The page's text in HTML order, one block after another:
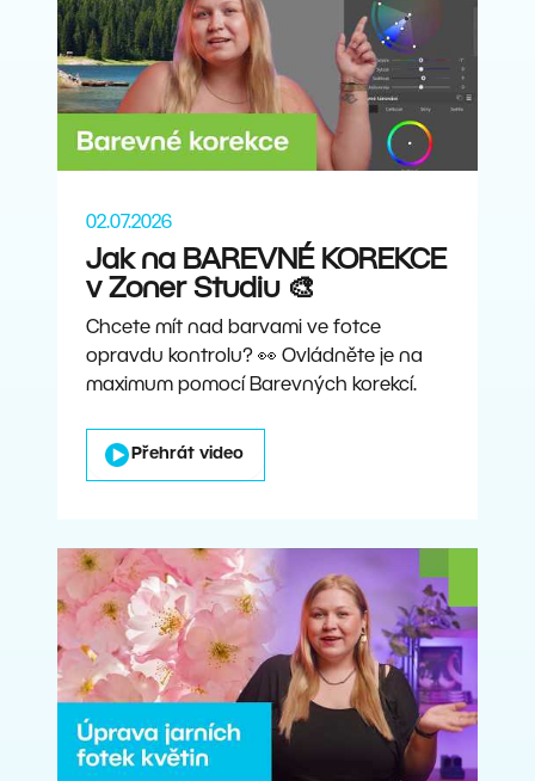
02.07.2026
Jak na BAREVNÉ KOREKCE
v Zoner Studiu 🎨
Chcete mít nad barvami ve fotce
opravdu kontrolu? 👀 Ovládněte je na
maximum pomocí Barevných korekcí.
Přehrát video